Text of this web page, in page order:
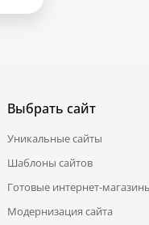
Выбрать сайт
Уникальные сайты
Шаблоны сайтов
Готовые интернет-
Модернизация сайта